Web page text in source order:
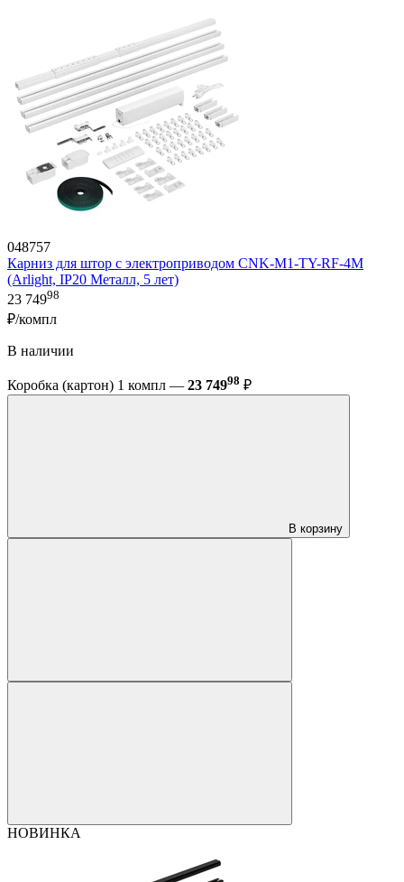
048757
Карниз для штор с электроприводом CNK-M1-TY-RF-4M
(Arlight, IP20 Металл, 5 лет)
23 74998
₽/компл
В наличии
Коробка (картон) 1 компл — 23 74998 ₽
В корзину
НОВИНКА